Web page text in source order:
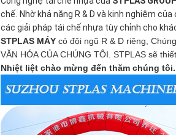
chế.
Nhờ khả năng R & D và kinh nghiệm
các giải pháp tái chế nhựa tùy chỉnh cho
STPLAS MÁY có đội ngũ R & D riêng,
VĂN HÓA CỦA CHÚNG TÔI. STPLAS sẽ
Nhiệt liệt chào mừng đến thăm chúng tôi.